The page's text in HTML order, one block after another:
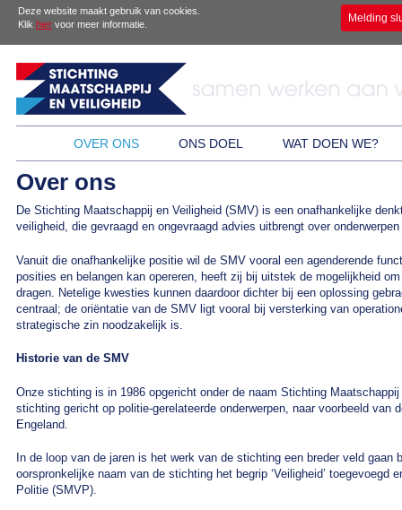
Deze website maakt gebruik van cookies.
Klik hier voor meer informatie. Melding
OVER ONS ONS DOEL WAT DOEN WE?
Over ons
De Stichting Maatschappij en Veiligheid (SMV) is een onafhankelijke
veiligheid, die gevraagd en ongevraagd advies uitbrengt over
Vanuit die onafhankelijke positie wil de SMV vooral een agenderende
posities en belangen kan opereren, heeft zij bij uitstek de mogelijkheid
dragen. Netelige kwesties kunnen daardoor dichter bij een oplossing
centraal; de oriëntatie van de SMV ligt vooral bij versterking van
strategische zin noodzakelijk is.
Historie van de SMV
Onze stichting is in 1986 opgericht onder de naam Stichting
stichting gericht op politie-gerelateerde onderwerpen, naar voorbeeld van
Engeland.
In de loop van de jaren is het werk van de stichting een breder veld gaan
oorspronkelijke naam van de stichting het begrip ‘Veiligheid’ toegevoegd
Politie (SMVP).